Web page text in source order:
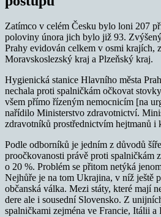
Zatímco v celém Česku bylo loni 207
poloviny února jich bylo již 93.
Prahy evidován celkem v osmi krajích,
Moravskoslezský kraj a Plzeňský kraj.
Hygienická stanice Hlavního města
nechala proti spalničkám očkovat
všem přímo řízeným nemocnicím [na
nařídilo Ministerstvo zdravotnictví.
zdravotníků prostřednictvím hejtmanů i
Podle odborníků je jedním z důvodů
proočkovanosti právě proti spalničkám
o 20 %. Problém se přitom netýká
Nejhůře je na tom Ukrajina, v níž ještě
občanská válka. Mezi státy, které mají
dere ale i sousední Slovensko. Z
spalničkami zejména ve Francie, Itálii a